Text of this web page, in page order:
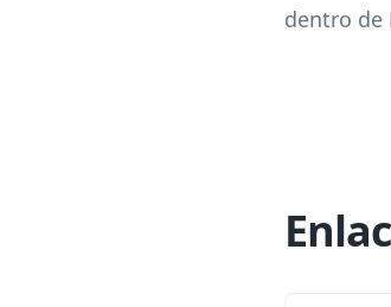
dentro de